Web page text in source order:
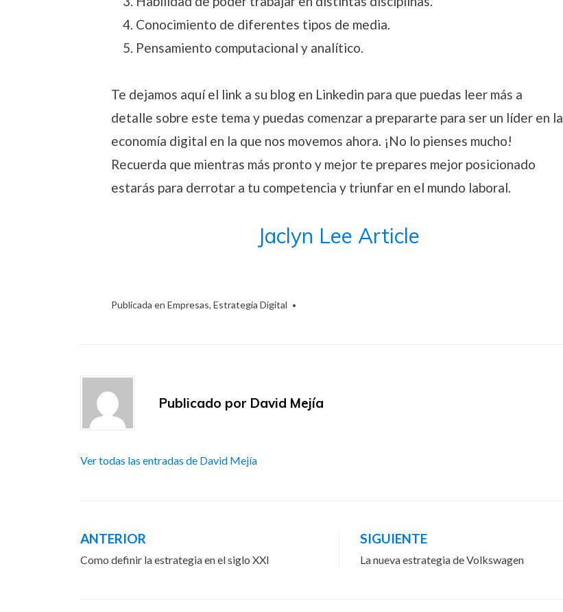
Conocimiento de diferentes tipos de media.
Pensamiento computacional y analítico.
Te dejamos aquí el link a su blog en Linkedin para que puedas leer más a
detalle sobre este tema y puedas comenzar a prepararte para ser un líder en la
economía digital en la que nos movemos ahora. ¡No lo pienses mucho!
Recuerda que mientras más pronto y mejor te prepares mejor posicionado
estarás para derrotar a tu competencia y triunfar en el mundo laboral.
Jaclyn Lee Article
Publicada en Empresas, Estrategia Digital
Publicado por David Mejía
Ver todas las entradas de David Mejía
Navegación
de
ANTERIOR
Como definir la estrategia en el siglo XXI
SIGUIENTE
La nueva estrategia de Volkswagen